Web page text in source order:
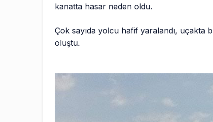
kanatta hasar neden oldu.
Çok sayıda yolcu hafif yaralandı, uçakta
oluştu.